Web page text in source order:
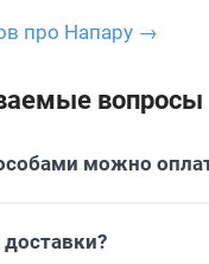
про Напару →
вопросы
можно